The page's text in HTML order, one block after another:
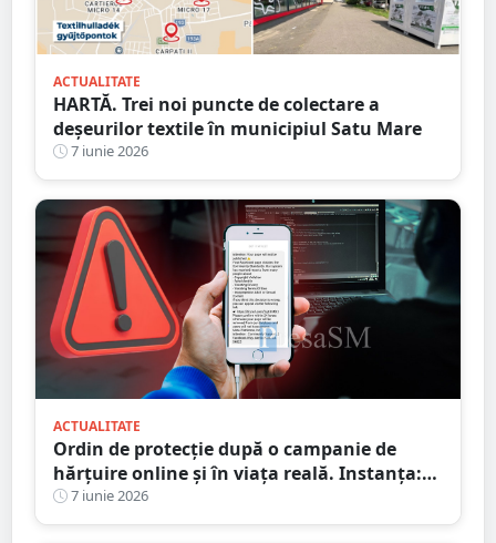
ACTUALITATE
HARTĂ. Trei noi puncte de colectare a
deșeurilor textile în municipiul Satu Mare
7 iunie 2026
ACTUALITATE
Ordin de protecție după o campanie de
hărțuire online și în viața reală. Instanța:
„Teroare permanentă” asupra unei femei
din Satu Mare
7 iunie 2026